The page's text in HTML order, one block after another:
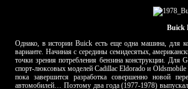
Buick
Однако, в истории Buick есть еще одна машина, для
варианте. Начиная с середины семидесятых,
точки зрения потребления бензина конструкции.
спорт-люксовых моделей Cadillac Eldorado и
пока завершится разработка совершенно новой
автомобилей… Поэтому два года (1977-1978)